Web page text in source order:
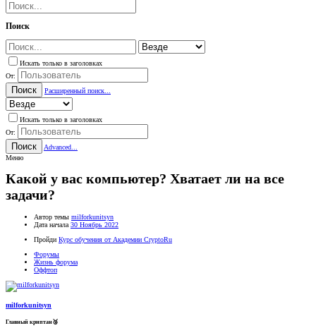
Поиск
Искать только в заголовках
От:
Поиск Расширенный поиск...
Искать только в заголовках
От:
Поиск
Advanced...
Меню
Какой у вас компьютер? Хватает ли на все
задачи?
Автор темы milforkunitsyn
Дата начала 30 Ноябрь 2022
Пройди Курс обучения от Академии CryptoRu
Форумы
Жизнь форума
Оффтоп
milforkunitsyn
Главный криптан🥉